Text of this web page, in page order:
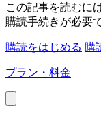
この記事を読むに
購読手続きが必要
購読をはじめる 購
プラン・料金